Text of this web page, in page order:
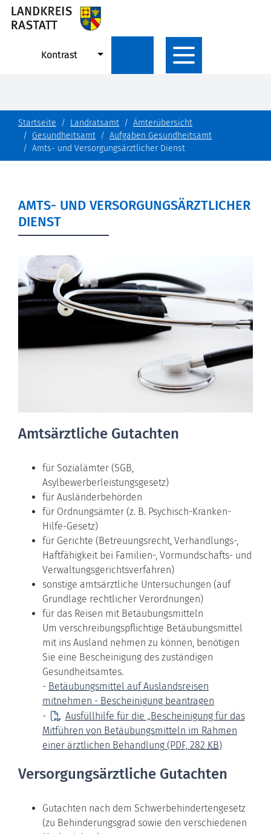
Kontrast
Startseite Landratsamt
Ämterübersicht
Gesundheitsamt
Aufgaben Gesundheitsamt
Amts- und Versorgungsärztlicher Dienst
AMTS- UND VERSORGUNGSÄRZTLICHER
DIENST
Amtsärztliche Gutachten
für Sozialämter (SGB,
Asylbewerberleistungsgesetz)
für Ausländerbehörden
für Ordnungsämter (z. B. Psychisch-Kranken-
Hilfe-Gesetz)
für Gerichte (Betreuungsrecht, Verhandlungs-,
Haftfähigkeit bei Familien-, Vormundschafts- und
Verwaltungsgerichtsverfahren)
sonstige amtsärztliche Untersuchungen (auf
Grundlage rechtlicher Verordnungen)
für das Reisen mit Betäubungsmitteln
Um verschreibungspflichtige Betäubungsmittel
mit ins Ausland nehmen zu können, benötigen
Sie eine Bescheinigung des zuständigen
Gesundheitsamtes.
- Betäubungsmittel auf Auslandsreisen
mitnehmen - Bescheinigung beantragen
-
Ausfüllhilfe für die „Bescheinigung für das
Mitführen von Betäubungsmitteln im Rahmen
einer ärztlichen Behandlung (PDF, 282 KB)
Versorgungsärztliche Gutachten
Gutachten nach dem Schwerbehindertengesetz
(zu Behinderungsgrad sowie den verschiedenen